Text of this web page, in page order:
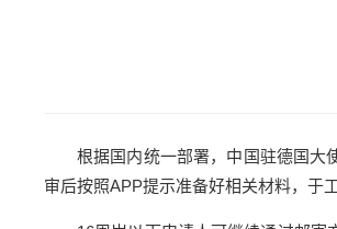
根据国内统一部署，中国驻德国大
审后按照APP提示准备好相关材料，于